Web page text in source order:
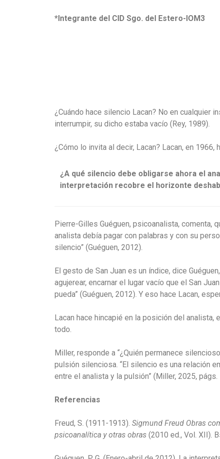
*Integrante del CID Sgo. del Estero-IOM3
¿Cuándo hace silencio Lacan? No en cualquier
interrumpir, su dicho estaba vacío (Rey, 1989).
¿Cómo lo invita al decir, Lacan? Lacan, en 1966,
¿A qué silencio debe obligarse ahora el
interpretación recobre el horizonte
Pierre-Gilles Guéguen, psicoanalista, comenta,
analista debía pagar con palabras y con su
silencio” (Guéguen, 2012).
El gesto de San Juan es un índice, dice
agujerear, encarnar el lugar vacío que el San
pueda” (Guéguen, 2012). Y eso hace Lacan,
Lacan hace hincapié en la posición del analista,
todo.
Miller, responde a “¿Quién permanece
pulsión silenciosa. “El silencio es una relación
entre el analista y la pulsión” (Miller, 2025,
Referencias
Freud, S. (1911-1913). Sigmund Freud Obras
psicoanalítica y otras obras (2010 ed., Vol. XII).